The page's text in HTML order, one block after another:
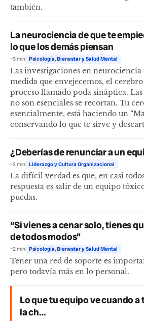
también.
La neurociencia de que te
lo que los demás piensan
~3 min Psicología, Bienestar y Salud Mental
Las investigaciones en neurociencia
medida que envejecemos, el
proceso llamado poda sináptica.
no son esenciales se recortan. Tu
esencialmente, está haciendo un
conservando lo que te sirve y
¿Deberías de renunciar a un
~2 min Liderazgo y Cultura Organizacional
La difícil verdad es que, en casi
respuesta es salir de un equipo
puedas.
“Si vienes a cenar solo, tienes
de todos modos”
~2 min Psicología, Bienestar y Salud Mental
Tener una red de soporte es
pero todavía más en lo personal.
Lo que tu equipo ve cuando a
la ch…